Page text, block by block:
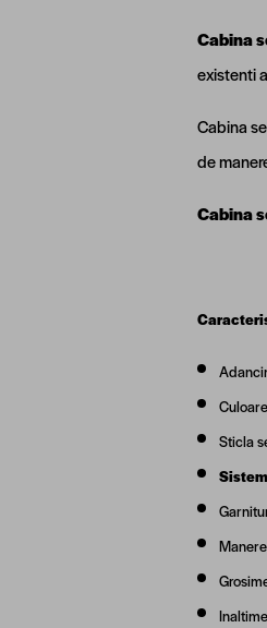
Cabina
existenti
Cabina
de
Cabina
Sticla